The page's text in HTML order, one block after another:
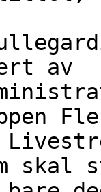
av